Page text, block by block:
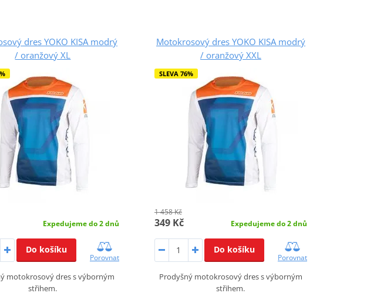
dres YOKO KISA modrý
/ oranžový XL
Expedujeme do 2 dnů
Do košíku
Porovnat
motokrosový dres s výborným
střihem.
Motokrosový dres YOKO KISA modrý
/ oranžový XXL
SLEVA 76%
1 458 Kč
349 Kč Expedujeme do 2 dnů
Do košíku
Porovnat
Prodyšný motokrosový dres s výborným
střihem.